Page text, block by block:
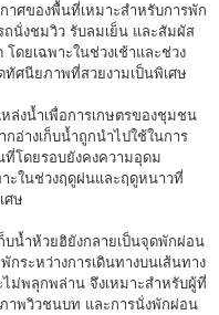
าศของพื้นที่เหมาะสำหรับการพัก
ถนั่งชมวิว รับลมเย็น และสัมผัส
ดยเฉพาะในช่วงเช้าและช่วง
ศนียภาพที่สวยงามเป็นพิเศษ
ล่งน้ำเพื่อการเกษตรของชุมชน
อ่างเก็บน้ำถูกนำไปใช้ในการ
โดยรอบยังคงความอุดม
ะในช่วงฤดูฝนและฤดูหนาวที่
ศษ
บน้ำห้วยฮิยังกลายเป็นจุดพักผ่อน
ระหว่างการเดินทางบนเส้นทาง
ม่พลุกพล่าน จึงเหมาะสำหรับผู้ที่
าพวิวชนบท และการนั่งพักผ่อน